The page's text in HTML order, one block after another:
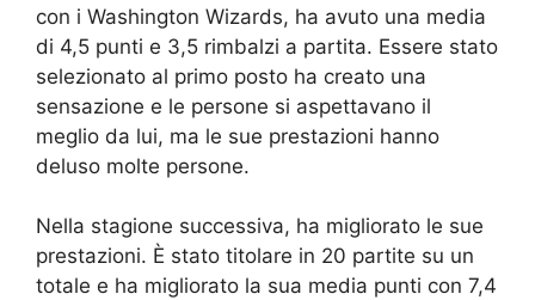
con i Washington Wizards, ha avuto una media
di 4,5 punti e 3,5 rimbalzi a partita. Essere stato
selezionato al primo posto ha creato una
sensazione e le persone si aspettavano il
meglio da lui, ma le sue prestazioni hanno
deluso molte persone.
Nella stagione successiva, ha migliorato le sue
prestazioni. È stato titolare in 20 partite su un
totale e ha migliorato la sua media punti con 7,4